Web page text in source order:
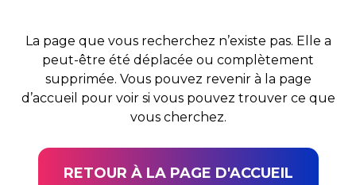
La page que vous recherchez n’existe pas. Elle a
peut-être été déplacée ou complètement
supprimée. Vous pouvez revenir à la page
d’accueil pour voir si vous pouvez trouver ce que
vous cherchez.
RETOUR À LA PAGE D'ACCUEIL